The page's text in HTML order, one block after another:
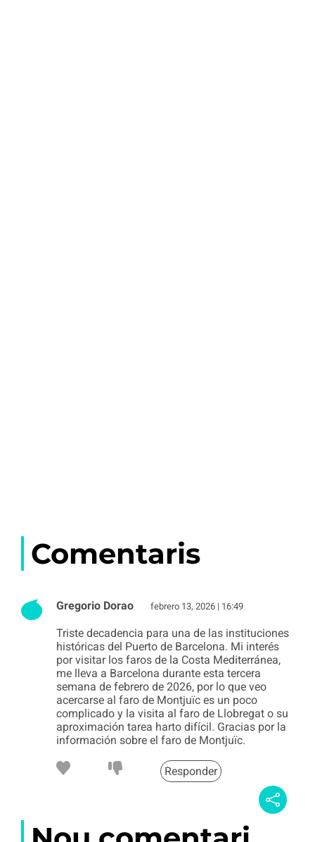
Comentaris
Gregorio Dorao febrero 13, 2026 | 16:49
Triste decadencia para una de las instituciones
históricas del Puerto de Barcelona. Mi interés
por visitar los faros de la Costa Mediterránea,
me lleva a Barcelona durante esta tercera
semana de febrero de 2026, por lo que veo
acercarse al faro de Montjuïc es un poco
complicado y la visita al faro de Llobregat o su
aproximación tarea harto difícil. Gracias por la
información sobre el faro de Montjuïc.
Responder